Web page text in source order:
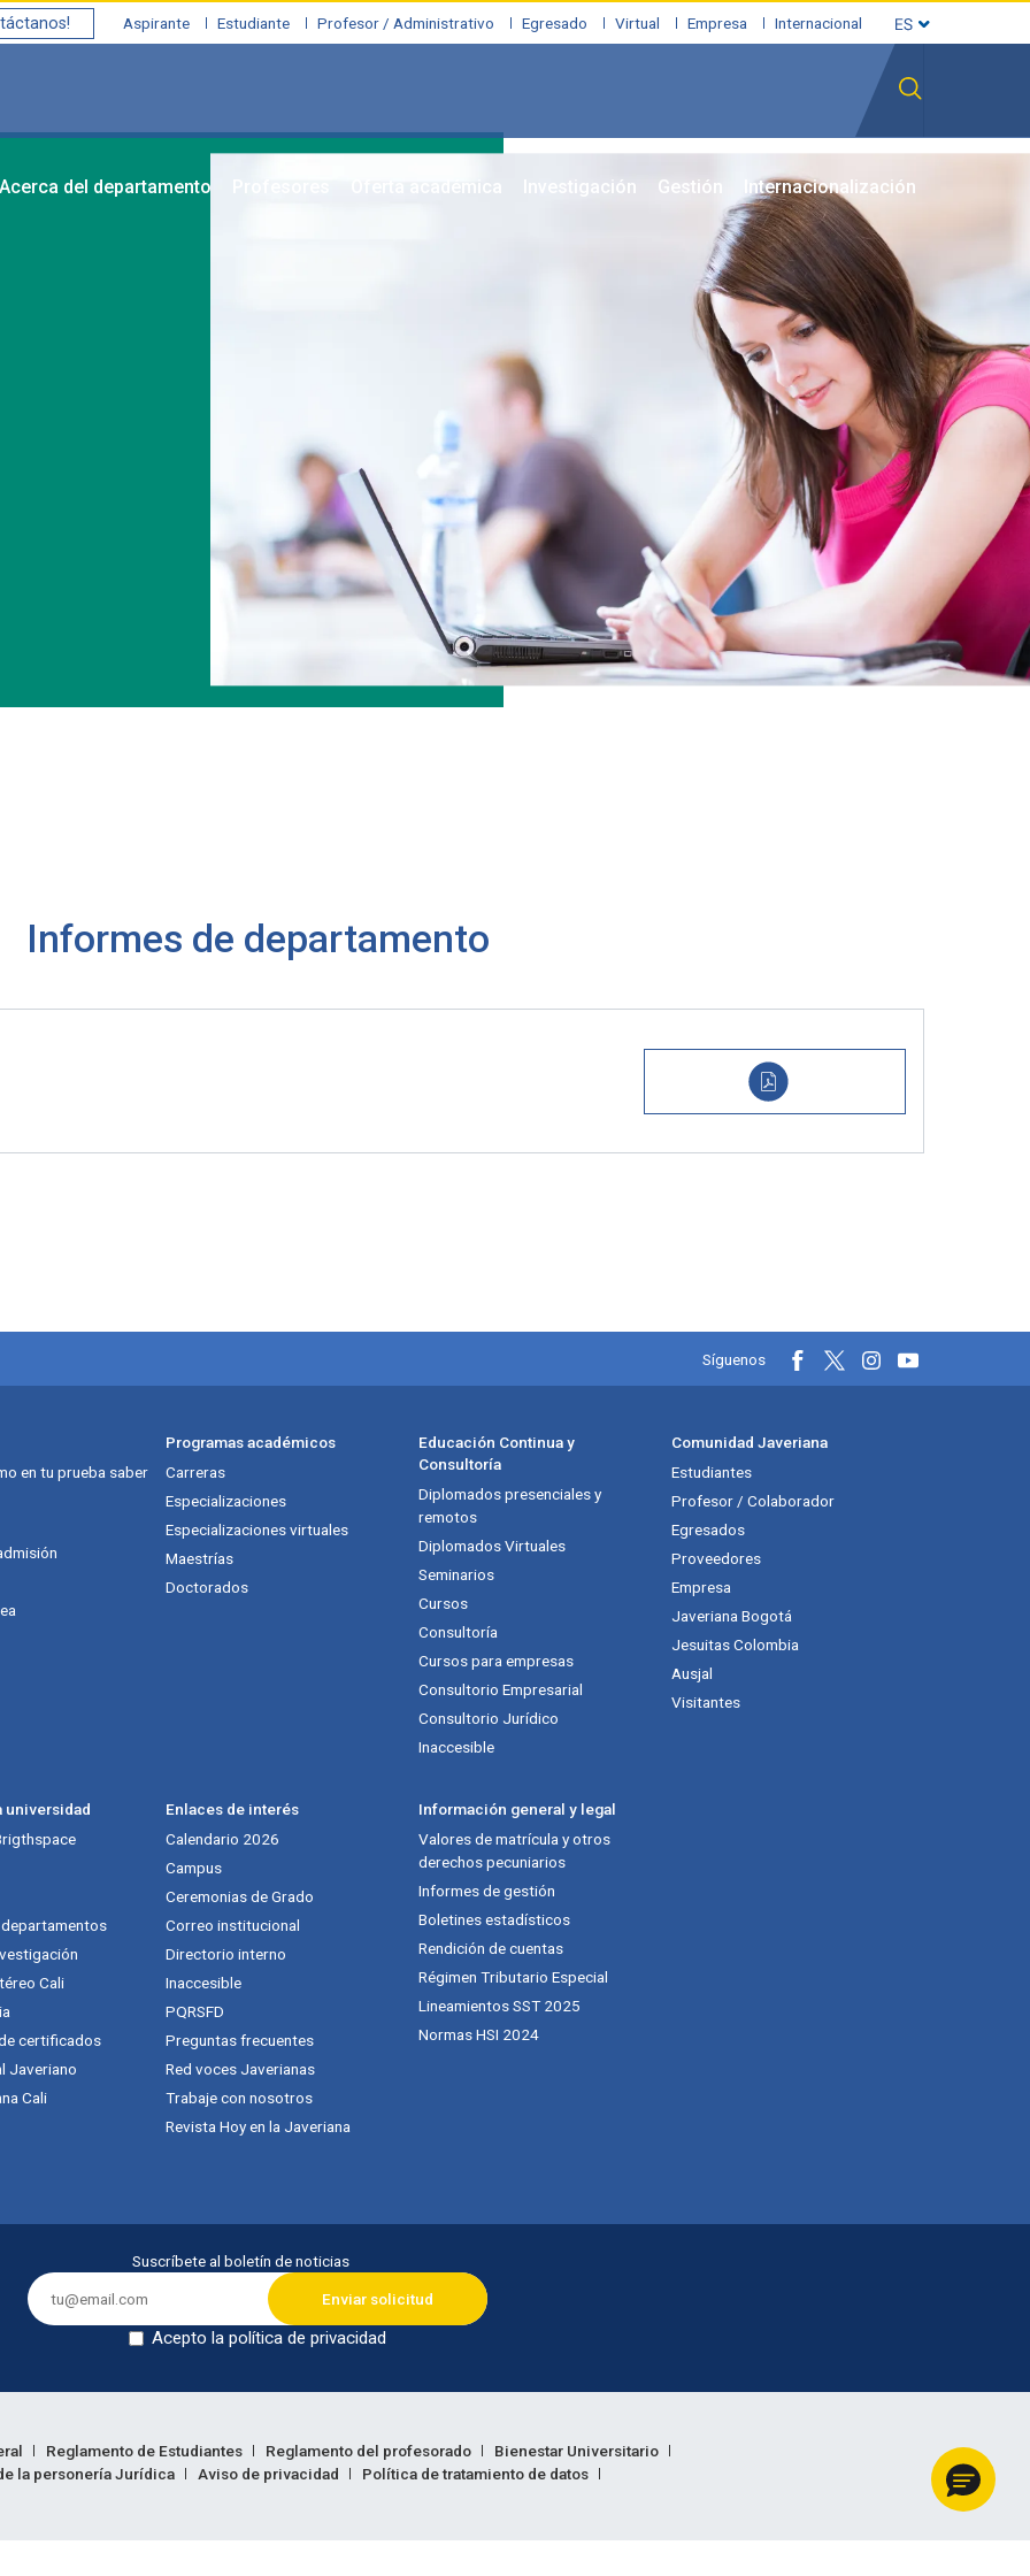
Aspirante Estudiante Profesor / Administrativo Egresado Virtual Empresa Internacional
Acerca del departamento Oferta académica Investigación Gestión Internacionalización
Informes de departamento
Información y redes
Síguenos
en tu prueba saber
Programas académicos
Carreras
Especializaciones
Especializaciones virtuales
Maestrías
Doctorados
Educación Continua y
Consultoría
Diplomados presenciales y
remotos
Diplomados Virtuales
Seminarios
Cursos
Consultoría
Cursos para empresas
Consultorio Empresarial
Consultorio Jurídico
Inaccesible
Comunidad Javeriana
Estudiantes
Profesor / Colaborador
Egresados
Proveedores
Empresa
Javeriana Bogotá
Jesuitas Colombia
Ausjal
Visitantes
universidad
Cali
certificados
Javeriano
Cali
Enlaces de interés
Calendario 2026
Campus
Ceremonias de Grado
Correo institucional
Directorio interno
Inaccesible
PQRSFD
Preguntas frecuentes
Red voces Javerianas
Trabaje con nosotros
Revista Hoy en la Javeriana
Información general y legal
Valores de matrícula y otros
derechos pecuniarios
Informes de gestión
Boletines estadísticos
Rendición de cuentas
Régimen Tributario Especial
Lineamientos SST 2025
Normas HSI 2024
Suscríbete al boletín de noticias
Acepto la política de privacidad
Reglamento de Estudiantes Reglamento del profesorado
Bienestar Universitario
la personería Jurídica
Aviso de privacidad Política de tratamiento de datos